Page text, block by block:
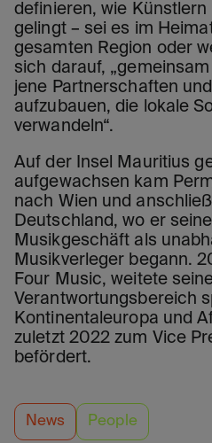
definieren, wie
gelingt – sei es im
gesamten Region oder
sich darauf,
jene Partnerschaften
aufzubauen, die lokale
verwandeln“.
Auf der Insel Mauritius
aufgewachsen kam
nach Wien und
Deutschland, wo er
Musikgeschäft als
Musikverleger begann.
Four Music, weitete
Verantwortungsbereich
Kontinentaleuropa und
zuletzt 2022 zum Vice
befördert.
News People